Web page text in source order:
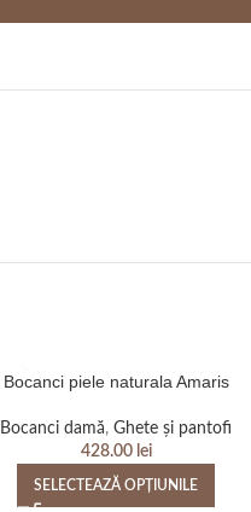
Bocanci piele naturala Amaris
Bocanci damă, Ghete și pantofi
428.00 lei
SELECTEAZĂ OPȚIUNILE